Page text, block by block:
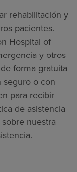
rehabilitación y
pacientes.
Hospital of
y otros
forma gratuita
seguro o con
para recibir
de asistencia
nuestra